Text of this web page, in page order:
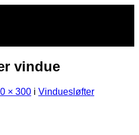
vindue
× 300 i Vinduesløfter